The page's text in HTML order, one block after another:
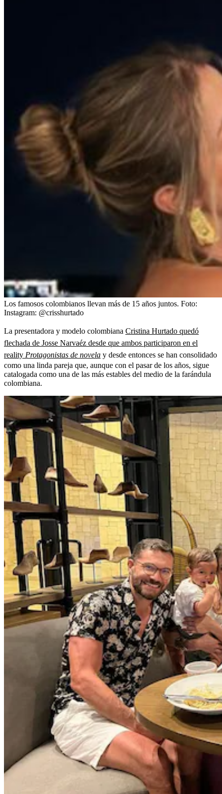
Los famosos colombianos llevan más de 15 años juntos. Foto:
Instagram: @crisshurtado
La presentadora y modelo colombiana Cristina Hurtado quedó
flechada de Josse Narvaéz desde que ambos participaron en el
reality Protagonistas de novela y desde entonces se han consolidado
como una linda pareja que, aunque con el pasar de los años, sigue
catalogada como una de las más estables del medio de la farándula
colombiana.